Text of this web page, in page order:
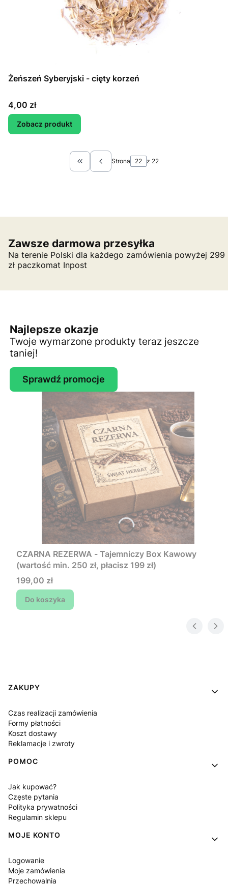
Żeńszeń Syberyjski - cięty korzeń
Cena
4,00 zł
Zobacz produkt
Wróć do pierwszej strony z produktami
Strona z 22
Zawsze darmowa przesyłka
Na terenie Polski dla każdego zamówienia powyżej 299
zł paczkomat Inpost
Najlepsze okazje
Twoje wymarzone produkty teraz jeszcze
taniej!
Sprawdź promocje
CZARNA REZERWA - Tajemniczy Box Kawowy
(wartość min. 250 zł, płacisz 199 zł)
Cena
199,00 zł
Do koszyka
Linki w stopce
ZAKUPY
Czas realizacji zamówienia
Formy płatności
Koszt dostawy
Reklamacje i zwroty
POMOC
Jak kupować?
Częste pytania
Polityka prywatności
Regulamin sklepu
MOJE KONTO
Logowanie
Moje zamówienia
Przechowalnia